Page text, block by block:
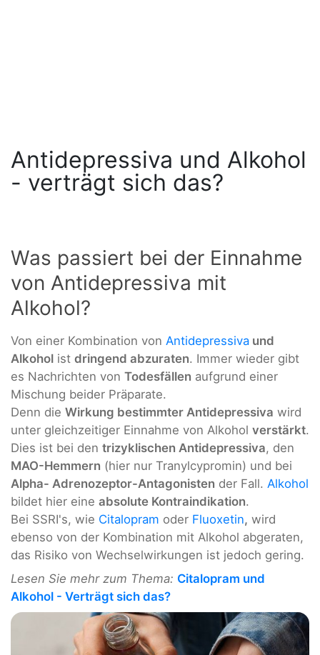
Antidepressiva und Alkohol
- verträgt sich das?
Was passiert bei der Einnahme
von Antidepressiva mit
Alkohol?
Von einer Kombination von Antidepressiva und
Alkohol ist dringend abzuraten. Immer wieder gibt
es Nachrichten von Todesfällen aufgrund einer
Mischung beider Präparate.
Denn die Wirkung bestimmter Antidepressiva wird
unter gleichzeitiger Einnahme von Alkohol verstärkt.
Dies ist bei den trizyklischen Antidepressiva, den
MAO-Hemmern (hier nur Tranylcypromin) und bei
Alpha- Adrenozeptor-Antagonisten der Fall. Alkohol
bildet hier eine absolute Kontraindikation.
Bei SSRI's, wie Citalopram oder Fluoxetin, wird
ebenso von der Kombination mit Alkohol abgeraten,
das Risiko von Wechselwirkungen ist jedoch gering.
Lesen Sie mehr zum Thema: Citalopram und
Alkohol - Verträgt sich das?